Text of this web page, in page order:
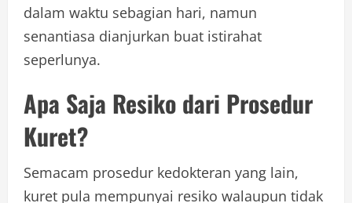
dalam waktu sebagian hari, namun
senantiasa dianjurkan buat istirahat
seperlunya.
Apa Saja Resiko dari Prosedur
Kuret?
Semacam prosedur kedokteran yang lain,
kuret pula mempunyai resiko walaupun tidak